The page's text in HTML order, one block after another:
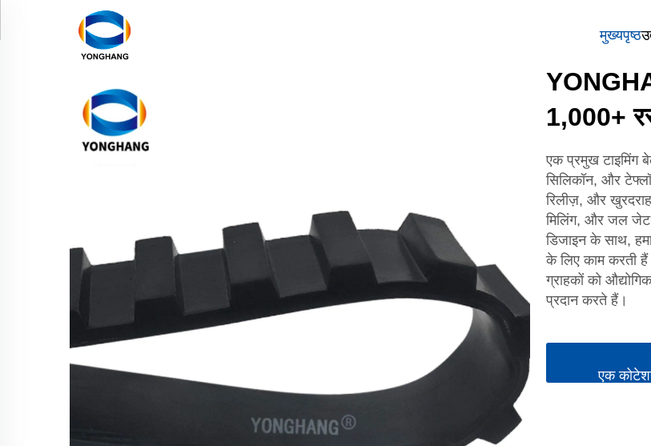
मुख्यपृष्ठ
1,000+
एक प्रमुख टाइमिंग
सिलिकॉन, और
रिलीज़, और
मिलिंग, और जल जेट
डिजाइन के साथ,
के लिए काम करती
ग्राहकों को
प्रदान करते हैं।
एक